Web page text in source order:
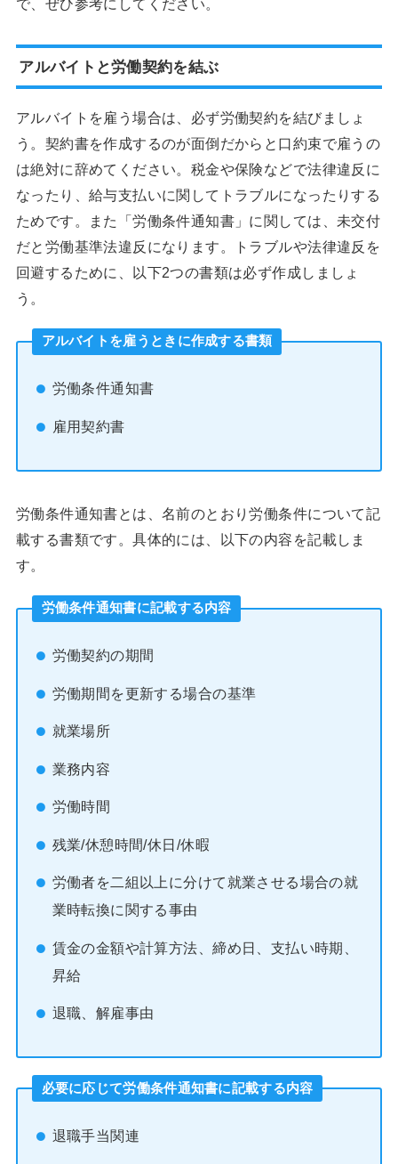
で、ぜひ参考にしてください。
アルバイトと労働契約を結ぶ
アルバイトを雇う場合は、必ず労働契約を結びましょ
う。契約書を作成するのが面倒だからと口約束で雇うの
は絶対に辞めてください。税金や保険などで法律違反に
なったり、給与支払いに関してトラブルになったりする
ためです。また「労働条件通知書」に関しては、未交付
だと労働基準法違反になります。トラブルや法律違反を
回避するために、以下2つの書類は必ず作成しましょ
う。
アルバイトを雇うときに作成する書類
労働条件通知書
雇用契約書
労働条件通知書とは、名前のとおり労働条件について記
載する書類です。具体的には、以下の内容を記載しま
す。
労働条件通知書に記載する内容
労働契約の期間
労働期間を更新する場合の基準
就業場所
業務内容
労働時間
残業/休憩時間/休日/休暇
労働者を二組以上に分けて就業させる場合の就
業時転換に関する事由
賃金の金額や計算方法、締め日、支払い時期、
昇給
退職、解雇事由
必要に応じて労働条件通知書に記載する内容
退職手当関連